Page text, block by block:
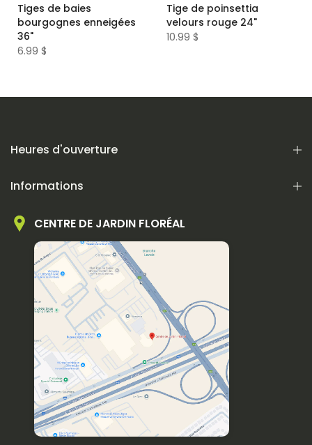
Tiges de baies
bourgognes enneigées
36"
6.99 $
Tige de poinsettia
velours rouge 24"
10.99 $
Heures d'ouverture
Informations
CENTRE DE JARDIN FLORÉAL